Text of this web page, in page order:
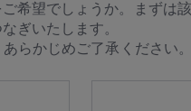
希望でしょうか。まずは
ぎいたします。
らかじめご了承ください。